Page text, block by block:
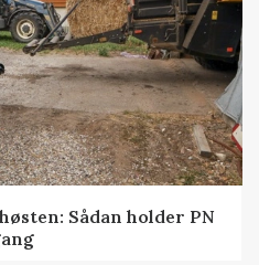
Sådan holder PN